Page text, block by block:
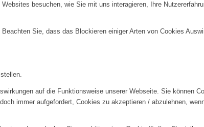
besuchen, wie Sie mit uns interagieren, Ihre
Sie, dass das Blockieren einiger Arten von Cookies
auf die Funktionsweise unserer Webseite. Sie können
immer aufgefordert, Cookies zu akzeptieren / abzulehnen,